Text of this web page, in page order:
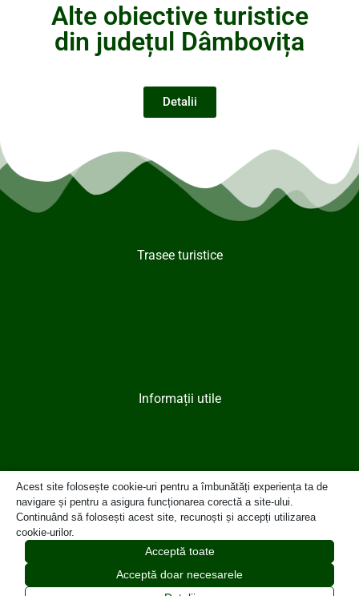
Alte obiective turistice
din județul Dâmbovița
Detalii
Trasee turistice
Informații utile
Contact
© 2024 Primăria Municipiului Moreni
Acest site folosește cookie-uri pentru a îmbunătăți experiența ta de
navigare și pentru a asigura funcționarea corectă a site-ului.
Continuând să folosești acest site, recunoști și accepți utilizarea
cookie-urilor.
Acceptă toate
Acceptă doar necesarele